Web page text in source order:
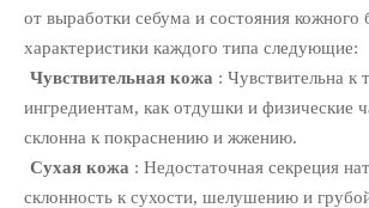
от выработки себума и состояния кожного
характеристики каждого типа следующие:
Чувствительная кожа : Чувствительна к
ингредиентам, как отдушки и физические
склонна к покраснению и жжению.
Сухая кожа : Недостаточная секреция
склонность к сухости, шелушению и